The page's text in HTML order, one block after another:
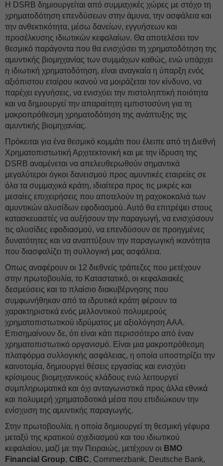
Η DSRB δημιουργείται από συμμαχικές χώρες με στόχο τη
χρηματοδότηση επενδύσεων στην άμυνα, την ασφάλεια και
την ανθεκτικότητα, μέσω δανείων, εγγυήσεων και
προσέλκυσης ιδιωτικών κεφαλαίων. Θα αποτελέσει τον
θεσμικό παράγοντα που θα ενισχύσει τη χρηματοδότηση της
αμυντικής βιομηχανίας των συμμάχων καθώς, ενώ υπάρχει
η ιδιωτική χρηματοδότηση, είναι αναγκαία η ύπαρξη ενός
αξιόπιστου εταίρου ικανού να μοιράζεται τον κίνδυνο, να
παρέχει εγγυήσεις, να ενισχύει την πιστοληπτική ποιότητα
και να δημιουργεί την απαραίτητη εμπιστοσύνη για τη
μακροπρόθεσμη χρηματοδότηση της ανάπτυξης της
αμυντικής βιομηχανίας.
Πρόκειται για ένα θεσμικό κομμάτι που έλειπε από τη Διεθνή
Χρηματοπιστωτική Αρχιτεκτονική και με την ίδρυση της
DSRB αναμένεται να απελευθερωθούν σημαντικά
μεγαλύτεροι όγκοι δανεισμού προς αμυντικές εταιρείες σε
όλα τα συμμαχικά κράτη, ιδιαίτερα προς τις μικρές και
μεσαίες επιχειρήσεις που αποτελούν τη ραχοκοκαλιά των
αμυντικών αλυσίδων εφοδιασμού. Αυτό θα επιτρέψει στους
κατασκευαστές να αυξήσουν την παραγωγή, να ενισχύσουν
τις αλυσίδες εφοδιασμού, να επενδύσουν σε προηγμένες
δυνατότητες και να αναπτύξουν την παραγωγική ικανότητα
που διασφαλίζει τη συλλογική μας ασφάλεια.
Oπως αναφέρουν οι 12 διεθνείς τράπεζες που μετέχουν
στην πρωτοβουλία, το Καταστατικό, οι κεφαλαιακές
δεσμεύσεις και το πλαίσιο διακυβέρνησης που
συμφωνήθηκαν από τα ιδρυτικά κράτη φέρουν τα
χαρακτηριστικά ενός μελλοντικού πολυμερούς
χρηματοπιστωτικού ιδρύματος με αξιολόγηση ΑΑΑ.
Επισημαίνουν δε, ότι είναι κάτι περισσότερο από έναν
χρηματοπιστωτικό οργανισμό. Είναι μια μακροπρόθεσμη
πλατφόρμα συλλογικής ασφάλειας, η οποία υποστηρίζει την
καινοτομία, δημιουργεί θέσεις εργασίας και ενισχύει
κρίσιμους βιομηχανικούς κλάδους ενώ λειτουργεί
συμπληρωματικά και όχι ανταγωνιστικά προς άλλα εθνικά
και πολυμερή χρηματοδοτικά μέσα που επιδιώκουν την
ενίσχυση της αμυντικής παραγωγής.
Στην πρωτοβουλία, η οποία δημιουργεί τη θεσμική γέφυρα
μεταξύ της κρατικού σχεδιασμού και του ιδιωτικού
κεφαλαίου, μαζί με την Πειραιώς, μετέχουν οι BMO
Financial Group, CIBC, Commerzbank, Deutsche Bank,